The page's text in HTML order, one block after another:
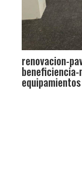
renovacion-
equipamientos